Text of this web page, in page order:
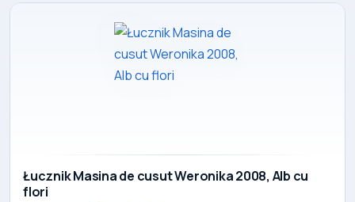
Łucznik Masina de cusut Weronika 2008, Alb cu
flori